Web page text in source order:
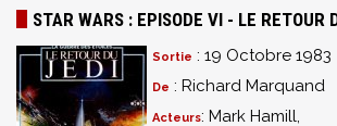
STAR WARS : EPISODE VI - LE RETOUR
Sortie : 19 Octobre 1983
De : Richard Marquand
Acteurs: Mark Hamill,